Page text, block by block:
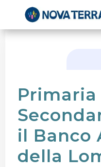
Primaria
il Banco
della